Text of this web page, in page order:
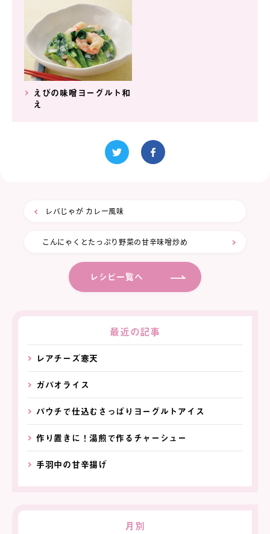
えびの味噌ヨーグルト和
え
レバじゃが カレー風味
こんにゃくとたっぷり野菜の甘辛味噌炒め
レシピ一覧へ
最近の記事
レアチーズ寒天
ガパオライス
パウチで仕込むさっぱりヨーグルトアイス
作り置きに！湯煎で作るチャーシュー
手羽中の甘辛揚げ
月別